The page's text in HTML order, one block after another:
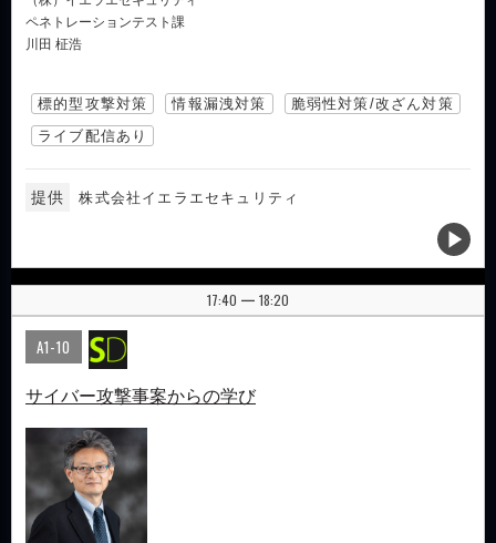
ペネトレーションテスト課
川田 柾浩
標的型攻撃対策 情報漏洩対策
脆弱性対策/改ざん対策
ライブ配信あり
提供 株式会社イエラエセキュリティ
17:40 | 18:20
A1-10
サイバー攻撃事案からの学び